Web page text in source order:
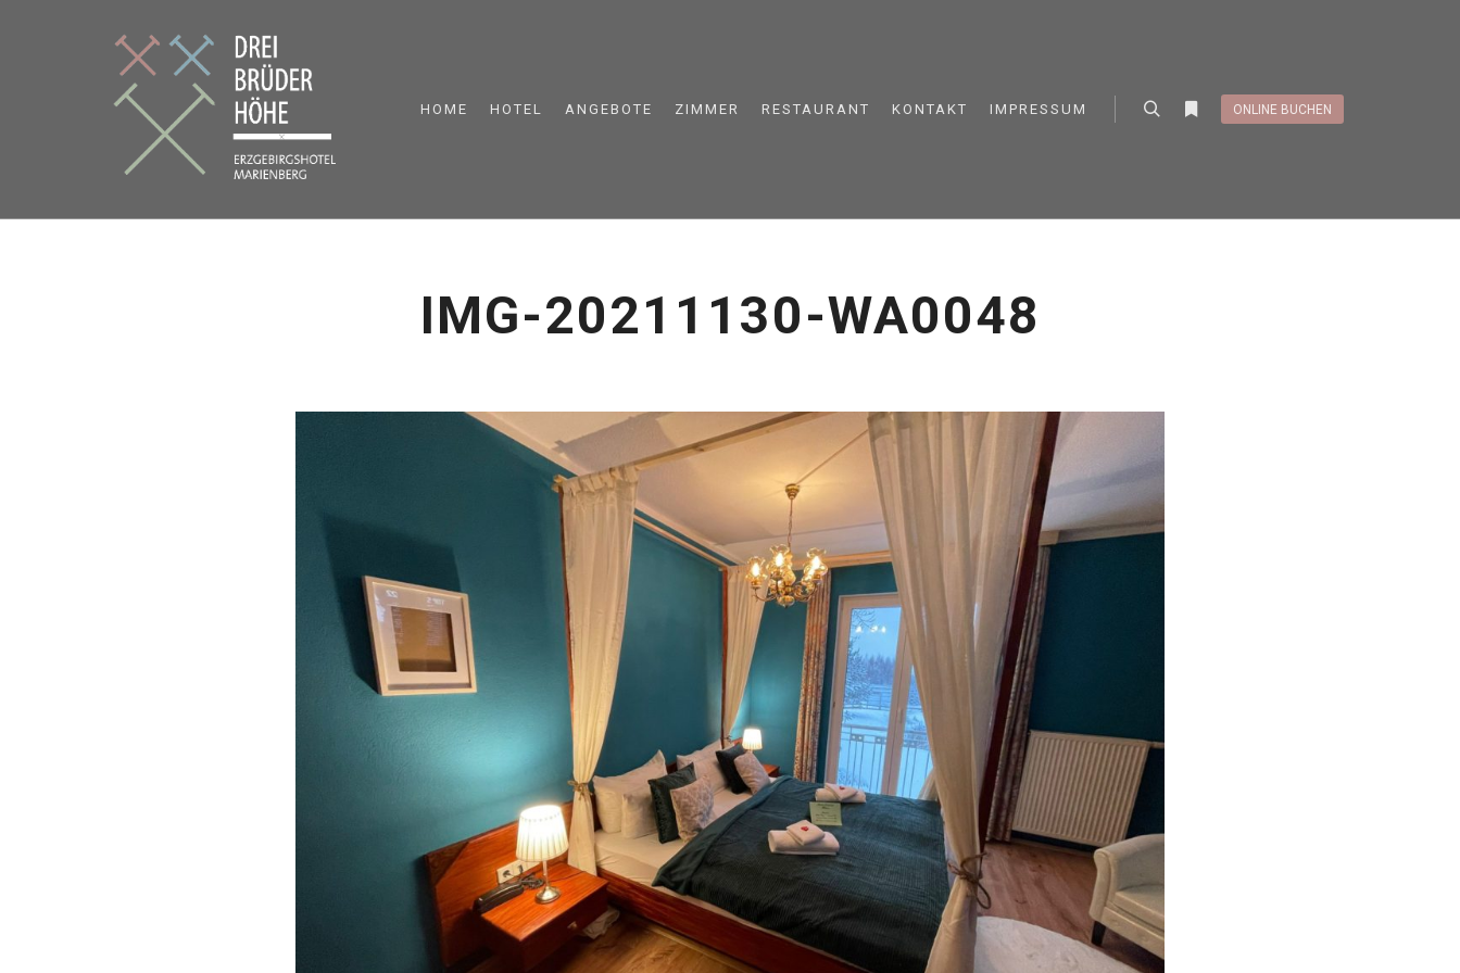
HOME HOTEL ANGEBOTE ZIMMER RESTAURANT KONTAKT
IMPRESSUM
ONLINE BUCHEN
IMG-20211130-WA0048